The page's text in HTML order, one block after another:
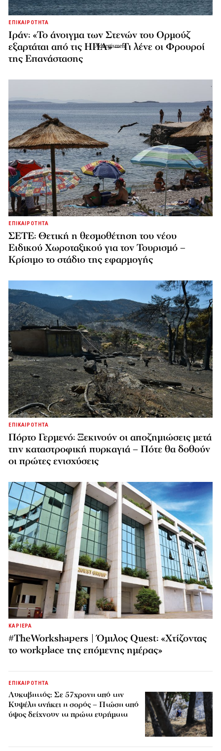
ΕΠΙΚΑΙΡΟΤΗΤΑ
Ιράν: «Το άνοιγμα των Στενών του Ορμούζ
εξαρτάται από τις ΗΠΑ» – Τι λένε οι Φρουροί
της Επανάστασης
ΕΠΙΚΑΙΡΟΤΗΤΑ
ΣΕΤΕ: Θετική η θεσμοθέτηση του νέου
Ειδικού Χωροταξικού για τον Τουρισμό –
Κρίσιμο το στάδιο της εφαρμογής
ΕΠΙΚΑΙΡΟΤΗΤΑ
Πόρτο Γερμενό: Ξεκινούν οι αποζημιώσεις μετά
την καταστροφική πυρκαγιά – Πότε θα δοθούν
οι πρώτες ενισχύσεις
ΚΑΡΙΕΡΑ
#TheWorkshapers | Όμιλος Quest: «Χτίζοντας
το workplace της επόμενης ημέρας»
ΕΠΙΚΑΙΡΟΤΗΤΑ
Λυκαβηττός: Σε 57χρονη από την
Κυψέλη ανήκει η σορός – Πτώση από
ύψος δείχνουν τα πρώτα ευρήματα